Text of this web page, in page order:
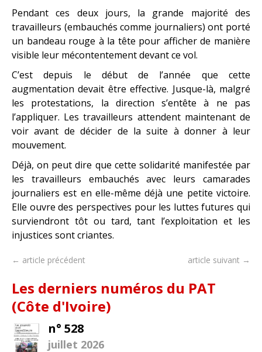
Pendant ces deux jours, la grande majorité des
travailleurs (embauchés comme journaliers) ont porté
un bandeau rouge à la tête pour afficher de manière
visible leur mécontentement devant ce vol.
C’est depuis le début de l’année que cette
augmentation devait être effective. Jusque-là, malgré
les protestations, la direction s’entête à ne pas
l’appliquer. Les travailleurs attendent maintenant de
voir avant de décider de la suite à donner à leur
mouvement.
Déjà, on peut dire que cette solidarité manifestée par
les travailleurs embauchés avec leurs camarades
journaliers est en elle-même déjà une petite victoire.
Elle ouvre des perspectives pour les luttes futures qui
surviendront tôt ou tard, tant l’exploitation et les
injustices sont criantes.
← article précédent article suivant →
Les derniers numéros du PAT
(Côte d'Ivoire)
n° 528
juillet 2026